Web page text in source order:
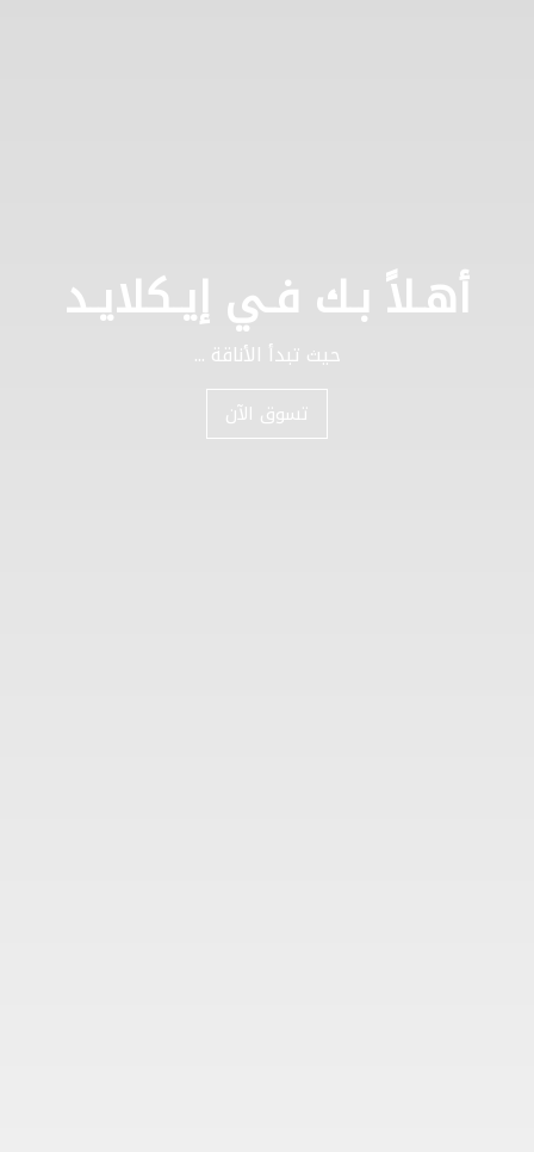
أهـلاً بـك فـي إيـكلايـد
حيث تبدأ الأناقة ...
تسوق الآن